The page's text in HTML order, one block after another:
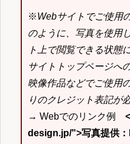
※Webサイトでご使用
のように、写真を使用
ト上で閲覧できる状態
サイトトップページへ
映像作品などでご使用
りのクレジット表記が
→ Webでのリンク例
design.jp/">写真提供